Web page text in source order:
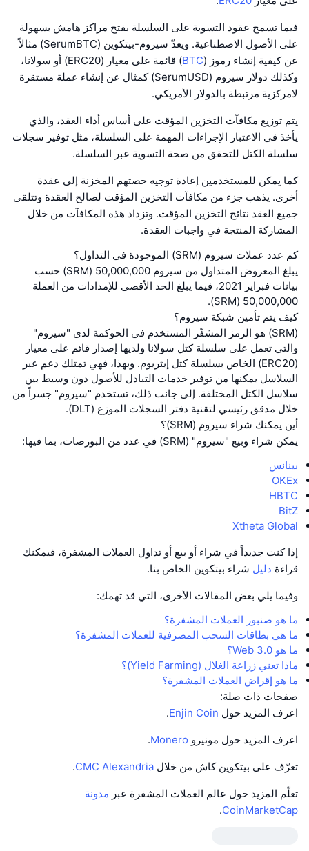
فيما تسمح عقود التسوية على السلسلة بفتح مراكز هامش بسهولة
على الأصول الاصطناعية. ويعدّ سيروم-بيتكوين (SerumBTC) مثالاً
عن كيفية إنشاء رموز (BTC
) قائمة على معيار (ERC20) أو سولانا،
وكذلك دولار سيروم (SerumUSD) كمثال عن إنشاء عملة مستقرة
لامركزية مرتبطة بالدولار الأمريكي.
يتم توزيع مكافآت التخزين المؤقت على أساس أداء العقد، والذي
يأخذ في الاعتبار الإجراءات المهمة على السلسلة، مثل توفير سجلات
سلسلة الكتل للتحقق من صحة التسوية عبر السلسلة.
كما يمكن للمستخدمين إعادة توجيه حصتهم المخزنة إلى عقدة
أخرى. يذهب جزء من مكافآت التخزين المؤقت لصالح العقدة وتتلقى
جميع العقد نتائج التخزين المؤقت. وتزداد هذه المكافآت من خلال
المشاركة المنتجة في واجبات العقدة.
كم عدد عملات سيروم (SRM) الموجودة في التداول؟
يبلغ المعروض المتداول من سيروم 50,000,000 (SRM) حسب
بيانات فبراير 2021، فيما يبلغ الحد الأقصى للإمدادات من العملة
50,000,000 (SRM).
كيف يتم تأمين شبكة سيروم؟
(SRM) هو الرمز المشفّر المستخدم في الحوكمة لدى "سيروم"
والتي تعمل على سلسلة كتل سولانا ولديها إصدار قائم على معيار
(ERC20) الخاص بسلسلة كتل إيثريوم. وبهذا، فهي تمتلك دعم عبر
السلاسل يمكنها من توفير خدمات التبادل للأصول دون وسيط بين
سلاسل الكتل المختلفة. إلى جانب ذلك، تستخدم "سيروم" جسراً من
خلال مدقق رئيسي لتقنية دفتر السجلات الموزع (DLT).
أين يمكنك شراء سيروم (SRM)؟
يمكن شراء وبيع "سيروم" (SRM) في عدد من البورصات، بما فيها:
بينانس
OKEx
HBTC
BitZ
Xtheta Global
إذا كنت جديداً في شراء أو بيع أو تداول العملات المشفرة، فيمكنك
قراءة دليل شراء بيتكوين الخاص بنا.
وفيما يلي بعض المقالات الأخرى، التي قد تهمك:
ما هو صنبور العملات المشفرة؟
ما هي بطاقات السحب المصرفية للعملات المشفرة؟
ما هو Web 3.0؟
ماذا تعني زراعة الغلال (Yield Farming)؟
ما هو إقراض العملات المشفرة؟
صفحات ذات صلة:
اعرف المزيد حول Enjin Coin
.
اعرف المزيد حول مونيرو Monero
.
تعرّف على بيتكوين كاش من خلال CMC Alexandria
.
تعلّم المزيد حول عالم العملات المشفرة عبر مدونة
CoinMarketCap
.